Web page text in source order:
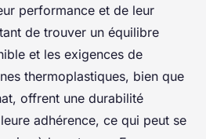
performance et de leur
de trouver un équilibre
et les exigences de
thermoplastiques, bien que
offrent une durabilité
adhérence, ce qui peut se